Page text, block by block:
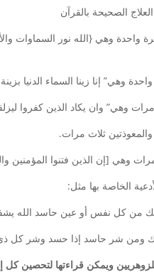
سورة النور مرة واحدة وهي {الله
وان يكاد الذين كفروا ليزلقونك بأبصارهم
ثلاث مرات.
الخاصة بها مثل:
من كل نفس أو عين حاسد الله
ومن شر حاسد إذا حسد وشر كل
ويمكن قراءتها لتحصين